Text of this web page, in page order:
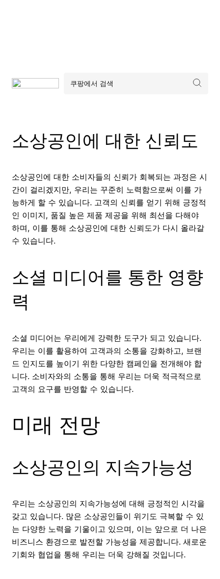
소상공인에 대한 신뢰도
소상공인에 대한 소비자들의 신뢰가 회복되는 과정은 시
간이 걸리겠지만, 우리는 꾸준히 노력함으로써 이를 가
능하게 할 수 있습니다. 고객의 신뢰를 얻기 위해 긍정적
인 이미지, 품질 높은 제품 제공을 위해 최선을 다해야
하며, 이를 통해 소상공인에 대한 신뢰도가 다시 올라갈
수 있습니다.
소셜 미디어를 통한 영향
력
소셜 미디어는 우리에게 강력한 도구가 되고 있습니다.
우리는 이를 활용하여 고객과의 소통을 강화하고, 브랜
드 인지도를 높이기 위한 다양한 캠페인을 전개해야 합
니다. 소비자와의 소통을 통해 우리는 더욱 적극적으로
고객의 요구를 반영할 수 있습니다.
미래 전망
소상공인의 지속가능성
우리는 소상공인의 지속가능성에 대해 긍정적인 시각을
갖고 있습니다. 많은 소상공인들이 위기도 극복할 수 있
는 다양한 노력을 기울이고 있으며, 이는 앞으로 더 나은
비즈니스 환경으로 발전할 가능성을 제공합니다. 새로운
기회와 협업을 통해 우리는 더욱 강해질 것입니다.